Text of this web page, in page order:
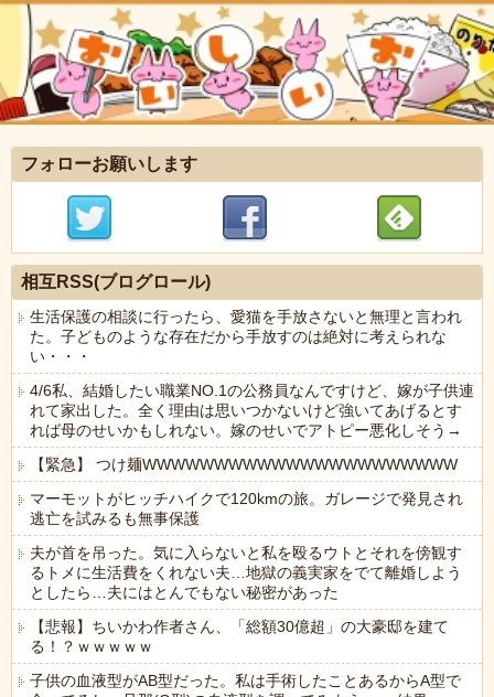
フォローお願いします
相互RSS(ブログロール)
生活保護の相談に行ったら、愛猫を手放さないと無理と言われ
た。子どものような存在だから手放すのは絶対に考えられな
い・・・
4/6私、結婚したい職業NO.1の公務員なんですけど、嫁が子供連
れて家出した。全く理由は思いつかないけど強いてあげるとす
れば母のせいかもしれない。嫁のせいでアトピー悪化しそう→
【緊急】 つけ麺WWWWWWWWWWWWWWWWWWWWWW
マーモットがヒッチハイクで120kmの旅。ガレージで発見され
逃亡を試みるも無事保護
夫が首を吊った。気に入らないと私を殴るウトとそれを傍観す
るトメに生活費をくれない夫…地獄の義実家をでて離婚しよう
としたら…夫にはとんでもない秘密があった
【悲報】ちいかわ作者さん、「総額30億超」の大豪邸を建て
る！？ｗｗｗｗｗ
子供の血液型がAB型だった。私は手術したことあるからA型で